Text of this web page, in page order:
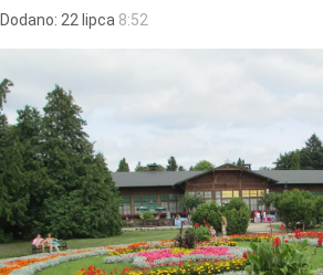
Dodano: 22 lipca 8:52